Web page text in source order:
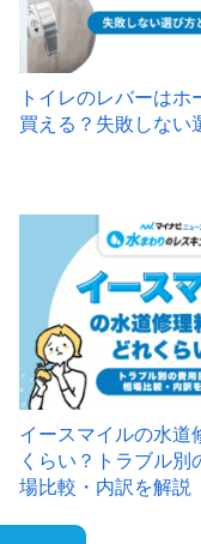
トイレのレバーはホ
買える？失敗しない
イースマイルの水道
くらい？トラブル別
場比較・内訳を解説